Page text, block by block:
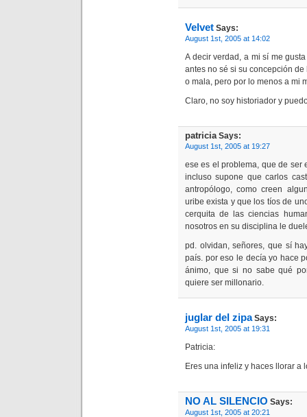
Velvet Says:
August 1st, 2005 at 14:02
A decir verdad, a mi sí me
antes no sé si su concepción
o mala, pero por lo menos a mi
Claro, no soy historiador y
patriciaSays:
August 1st, 2005 at 19:27
ese es el problema, que de ser
incluso supone que carlos
antropólogo, como creen
uribe exista y que los tíos de
cerquita de las ciencias
nosotros en su disciplina le
pd. olvidan, señores, que sí
país. por eso le decía yo hace
ánimo, que si no sabe qué
quiere ser millonario.
juglar del zipaSays:
August 1st, 2005 at 19:31
Patricia:
Eres una infeliz y haces llorar a
NO AL SILENCIO Says:
August 1st, 2005 at 20:21